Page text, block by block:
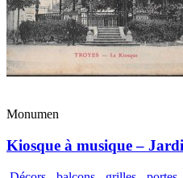
Monumen
Kiosque à musique –